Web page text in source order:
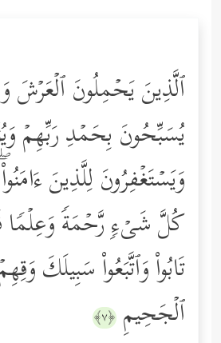
ٱلَّذِینَ یَحۡمِلُونَ ٱلۡعَرۡشَ
یُسَبِّحُونَ بِحَمۡدِ رَبِّهِمۡ
وَیَسۡتَغۡفِرُونَ لِلَّذِینَ
كُلَّ شَیۡءࣲ رَّحۡمَةࣰ وَعِلۡمࣰا
تَابُواْ وَٱتَّبَعُواْ سَبِیلَكَ
ٱلۡجَحِیمِ ﴿٧﴾